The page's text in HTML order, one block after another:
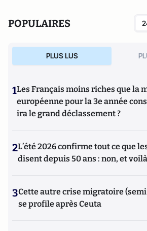
POPULAIRES
PLUS LUS
1Les Français moins riches que la
européenne pour la 3e année
ira le grand déclassement ?
2L’été 2026 confirme tout ce que
disent depuis 50 ans : non, et
3Cette autre crise migratoire
se profile après Ceuta